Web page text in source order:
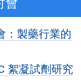
會
：製藥行業的
絮凝試劑研究